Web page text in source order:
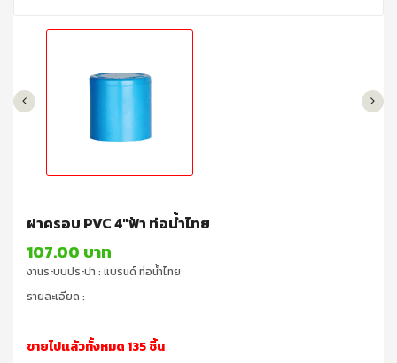
ฝาครอบ PVC 4"ฟ้า ท่อน้ำไทย
107.00 บาท
งานระบบประปา : แบรนด์ ท่อน้ำไทย
รายละเอียด :
ขายไปเเล้วทั้งหมด 135 ชิ้น